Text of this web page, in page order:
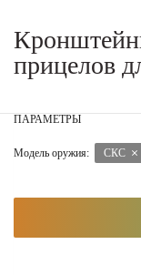
прицелов
ПАРАМЕТРЫ
Модель оружия: СКС